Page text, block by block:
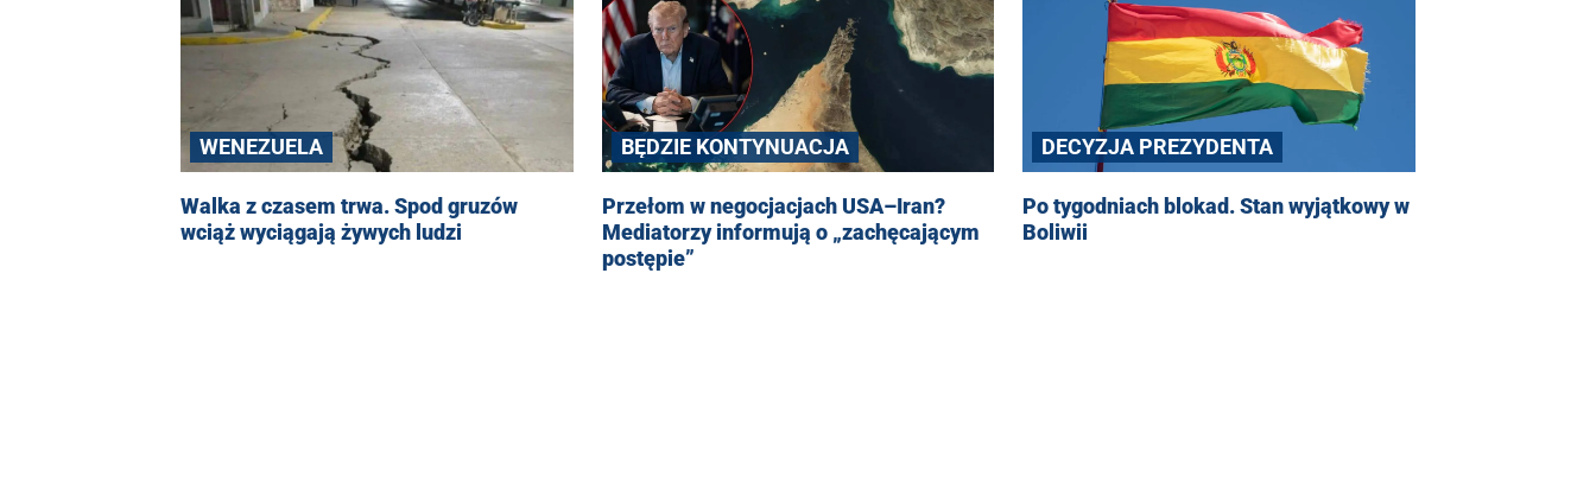
WENEZUELA
Walka z czasem trwa. Spod gruzów
wciąż wyciągają żywych ludzi
BĘDZIE KONTYNUACJA
Przełom w negocjacjach USA–Iran?
Mediatorzy informują o „zachęcającym
postępie”
DECYZJA PREZYDENTA
Po tygodniach blokad. Stan wyjątkowy w
Boliwii